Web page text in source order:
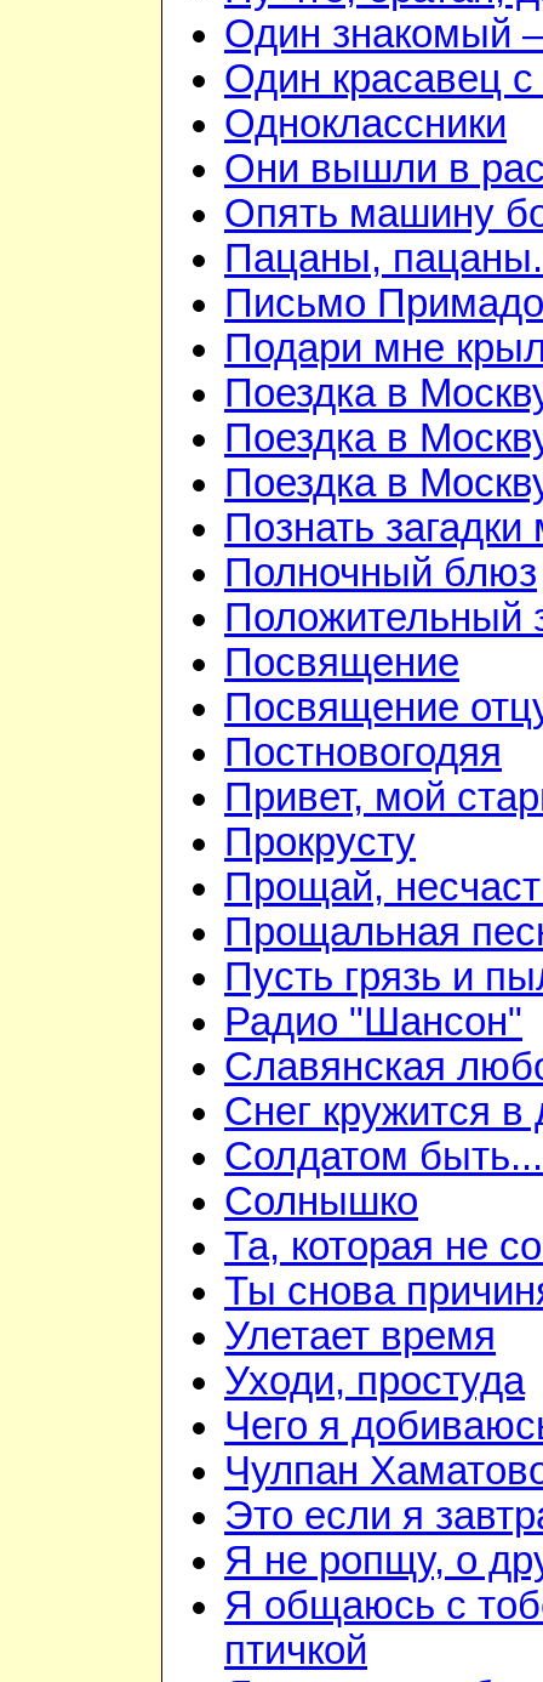
Один знакомый
Один красавец
Одноклассники
Они вышли в
Опять машину
Пацаны,
Письмо
Подари мне
Поездка в
Поездка в
Поездка в
Познать
Полночный блюз
Положительный
Посвящение
Посвящение
Постновогодяя
Привет, мой
Прокрусту
Прощай,
Прощальная
Пусть грязь и
Радио "Шансон"
Славянская
Снег кружится
Солдатом быть...
Солнышко
Та, которая не
Ты снова
Улетает время
Уходи, простуда
Чего я
Чулпан
Это если я
Я не ропщу, о
Я общаюсь с
птичкой